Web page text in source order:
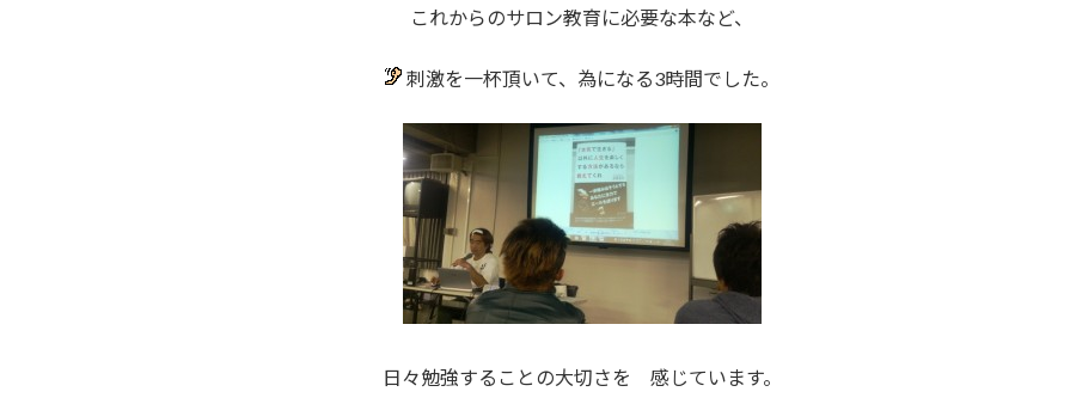
これからのサロン教育に必要な本など、
刺激を一杯頂いて、為になる3時間でした。
日々勉強することの大切さを 感じています。